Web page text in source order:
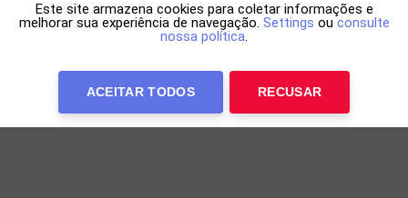
Este site armazena cookies para coletar informações e
melhorar sua experiência de navegação. Settings ou consulte
nossa política.
ACEITAR TODOS RECUSAR